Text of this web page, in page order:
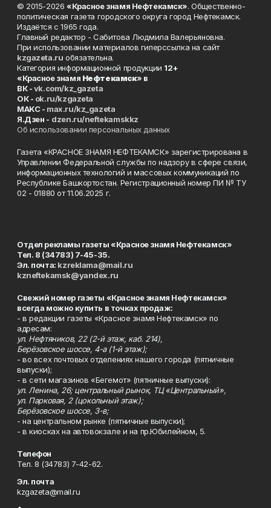
© 2015-2026 «Красное знамя Нефтекамск». Общественно-
политическая газета городского округа город Нефтекамск.
Издаётся с 1965 года.
Главный редактор - Сабитова Людмила Валерьяновна.
При использовании материалов гиперссылка на сайт
kzgazeta.ru обязательна.
Категория информационной продукции 12+
«Красное знамя Нефтекамск» в
ВК -vk.com/kz_gazeta
ОК - ok.ru/kzgazeta
MAKC - max.ru/kz_gazeta
Я.Дзен - dzen.ru/neftekamskkz
Об использовании персональных данных
Газета «КРАСНОЕ ЗНАМЯ НЕФТЕКАМСК» зарегистрирована в
Управлении Федеральной службы по надзору в сфере связи,
информационных технологий и массовых коммуникаций по
Республике Башкортостан. Регистрационный номер ПИ № ТУ
02 - 01880 от 11.06.2025 г.
Отдел рекламы газеты «Красное знамя Нефтекамск»
Тел. 8 (34783) 7-45-35.
Эл. почта: kzreklama@mail.ru
kzneftekamsk@yandex.ru
Свежий номер газеты «Красное знамя Нефтекамск»
всегда можно купить в точках продаж:
- в редакции газеты «Красное знамя Нефтекамск» по
адресам:
ул. Нефтяников, 22 (2-й этаж, каб. 214),
Берёзовское шоссе, 4-а (1-й этаж);
- во всех почтовых отделениях нашего города (пятничные
выпуски);
- в сети магазинов «Бегемот» (пятничные выпуски):
ул. Ленина, 26; центральный рынок, ТЦ «Центральный»,
ул. Парковая, 2 (цокольный этаж);
Берёзовское шоссе, 3-в;
- на центральном рынке (пятничные выпуски);
- в киосках на автовокзале и на пр.Юбилейном, 5.
Телефон
Тел. 8 (34783) 7-42-62.
Эл. почта
kzgazeta@mail.ru